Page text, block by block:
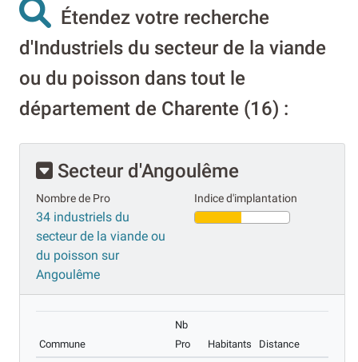
Étendez votre recherche
d'Industriels du secteur de la viande
ou du poisson dans tout le
département de Charente (16) :
Secteur d'Angoulême
Nombre de Pro
34 industriels du
secteur de la viande ou
du poisson sur
Angoulême
Indice d'implantation
Commune
Nb
Pro
Habitants Distance